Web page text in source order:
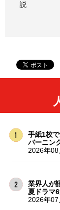
説
手紙1枚
バーニン
2026年08
業界人が
夏ドラマ
2026年07